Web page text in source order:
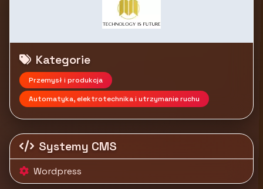
Kategorie
Przemysł i produkcja
Automatyka, elektrotechnika i utrzymanie ruchu
Systemy CMS
Wordpress